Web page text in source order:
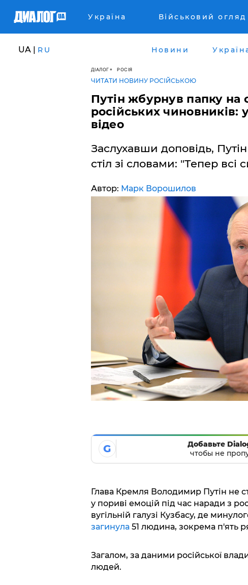
Україна Військовий огляд
UA | RU Новини
ДІАЛОГ РОСІЯ
ЧИТАТИ НОВИНУ РОСІЙСЬКОЮ
Путін жбурнув папку на
російських
відео
Заслухавши доповідь,
стіл зі словами: "Тепер всі
Автор: Марк Ворошилов
G
Добавьте
чтобы не
Глава Кремля Володимир Путін не
у пориві емоцій під час наради з
вугільній галузі Кузбасу, де
загинула 51 людина, зокрема п'ять
Загалом, за даними російської
людей.